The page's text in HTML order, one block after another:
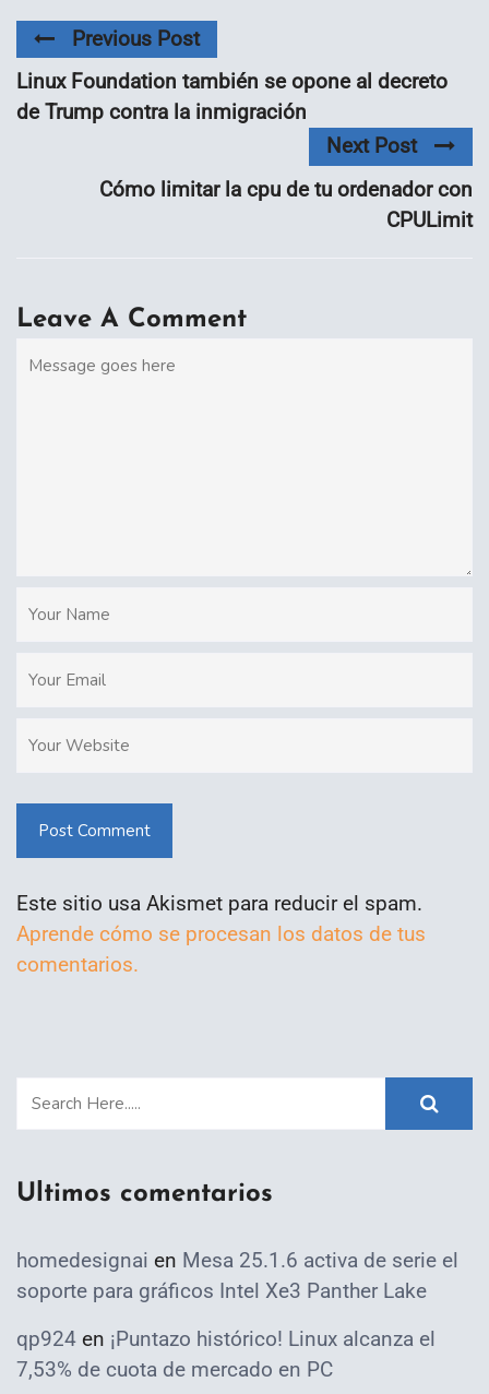
Previous Post
Linux Foundation también se opone al decreto
de Trump contra la inmigración
Next Post
Cómo limitar la cpu de tu ordenador con
CPULimit
Leave A Comment
Post Comment
Este sitio usa Akismet para reducir el spam.
Aprende cómo se procesan los datos de tus
comentarios.
Ultimos comentarios
homedesignai en Mesa 25.1.6 activa de serie el
soporte para gráficos Intel Xe3 Panther Lake
qp924 en ¡Puntazo histórico! Linux alcanza el
7,53% de cuota de mercado en PC